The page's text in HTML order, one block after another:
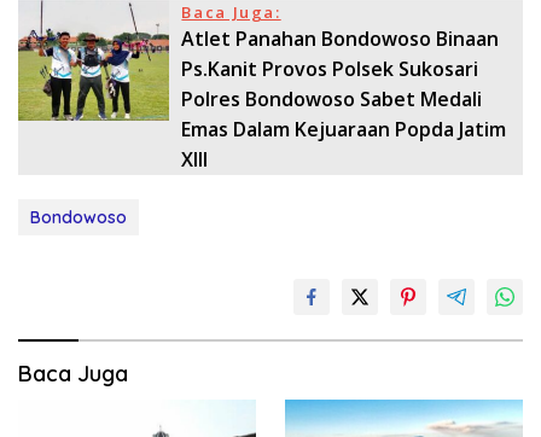
Baca Juga:
Atlet Panahan Bondowoso Binaan
Ps.Kanit Provos Polsek Sukosari
Polres Bondowoso Sabet Medali
Emas Dalam Kejuaraan Popda Jatim
XIII
Bondowoso
Baca Juga